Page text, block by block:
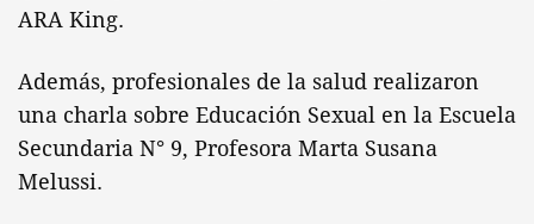
ARA King.
Además, profesionales de la salud realizaron
una charla sobre Educación Sexual en la Escuela
Secundaria N° 9, Profesora Marta Susana
Melussi.